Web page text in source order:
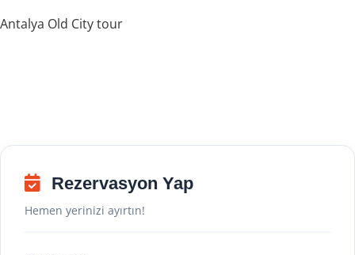
Antalya Old City tour
Rezervasyon Yap
Hemen yerinizi ayırtın!